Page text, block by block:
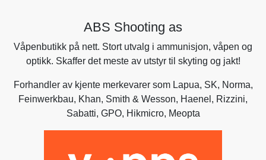
ABS Shooting as
Våpenbutikk på nett. Stort utvalg i ammunisjon, våpen og
optikk. Skaffer det meste av utstyr til skyting og jakt!
Forhandler av kjente merkevarer som Lapua, SK, Norma,
Feinwerkbau, Khan, Smith & Wesson, Haenel , Rizzini,
Sabatti, GPO, Hikmicro, Meopta